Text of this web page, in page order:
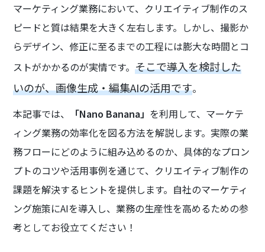
マーケティング業務において、クリエイティブ制作のス
ピードと質は結果を大きく左右します。しかし、撮影か
らデザイン、修正に至るまでの工程には膨大な時間とコ
ストがかかるのが実情です。そこで導入を検討した
いのが、画像生成・編集AIの活用です。
本記事では、
「Nano Banana」 を利用して、マーケテ
ィング業務の効率化を図る方法を解説します。実際の業
務フローにどのように組み込めるのか、具体的なプロン
プトのコツや活用事例を通じて、クリエイティブ制作の
課題を解決するヒントを提供します。自社のマーケティ
ング施策にAIを導入し、業務の生産性を高めるための参
考としてお役立てください！